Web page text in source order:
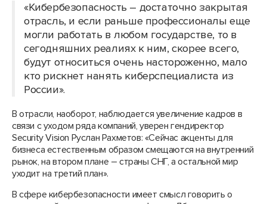
«Кибербезопасность – достаточно закрытая
отрасль, и если раньше профессионалы еще
могли работать в любом государстве, то в
сегодняшних реалиях к ним, скорее всего,
будут относиться очень настороженно, мало
кто рискнет нанять киберспециалиста из
России».
В отрасли, наоборот, наблюдается увеличение кадров в
связи с уходом ряда компаний, уверен гендиректор
Security Vision Руслан Рахметов: «Сейчас акценты для
бизнеса естественным образом смещаются на внутренний
рынок, на втором плане – страны СНГ, а остальной мир
уходит на третий план».
В сфере кибербезопасности имеет смысл говорить о